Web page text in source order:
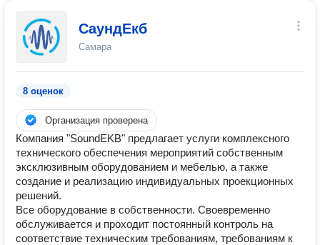
СаундЕкб
Самара
8 оценок
Организация проверена
Компания "SoundEKB" предлагает услуги комплексного
технического обеспечения мероприятий собственным
эксклюзивным оборудованием и мебелью, а также
создание и реализацию индивидуальных проекционных
решений.
Все оборудование в собственности. Своевременно
обслуживается и проходит постоянный контроль на
соответствие техническим требованиям, требованиям к